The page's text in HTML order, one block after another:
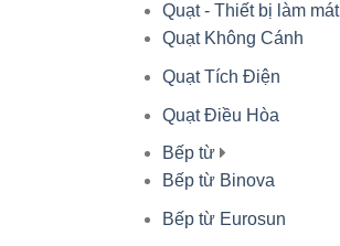
Quạt - Thiết bị làm mát
Quạt Không Cánh
Quạt Tích Điện
Quạt Điều Hòa
Bếp từ
Bếp từ Binova
Bếp từ Eurosun